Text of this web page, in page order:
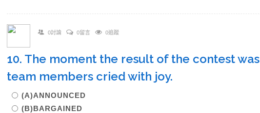
0討論 0留言 0追蹤
10. The moment the result of the contest was
team members cried with joy.
(A)ANNOUNCED
(B)BARGAINED